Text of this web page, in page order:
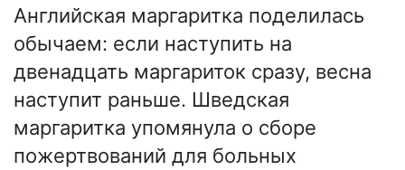
Английская маргаритка поделилась
обычаем: если наступить на
двенадцать маргариток сразу, весна
наступит раньше. Шведская
маргаритка упомянула о сборе
пожертвований для больных